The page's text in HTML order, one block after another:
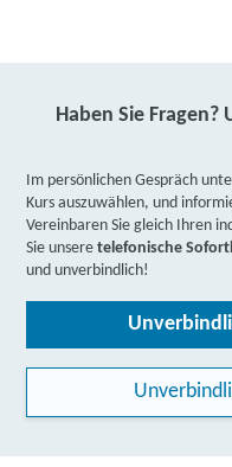
Haben Sie Fragen?
Im persönlichen Gespräch
Kurs auszuwählen, und
Vereinbaren Sie gleich Ihren
Sie unseretelefonische
und unverbindlich!